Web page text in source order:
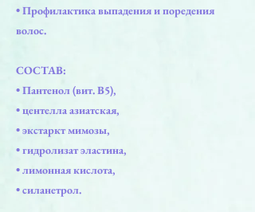
• Профилактика выпадения и поредения
волос.
СОСТАВ:
• Пантенол (вит. В5),
• центелла азиатская,
• экстаркт мимозы,
• гидролизат эластина,
• лимонная кислота,
• силанетрол.